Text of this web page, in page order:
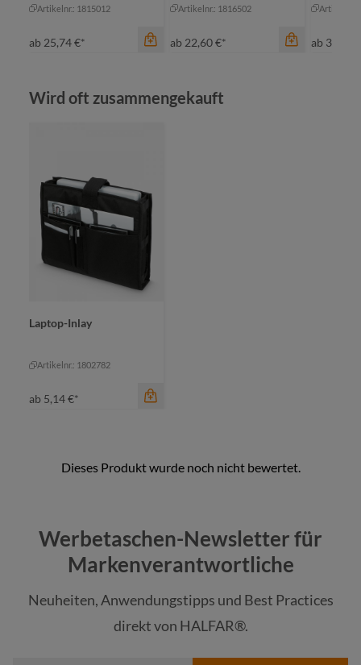
Artikelnr.: 1815012
ab 25,74 €*
Farbe
Artikelnr.: 1816502
ab 22,60 €*
Artikelnr.:
ab 35,61
Produktgalerie überspringen
Wird oft zusammengekauft
Laptop-Inlay
Artikelnr.: 1802782
ab 5,14 €*
Werbetaschen-Newsletter für
Markenverantwortliche
Neuheiten, Anwendungstipps und Best Practices
direkt von HALFAR®.